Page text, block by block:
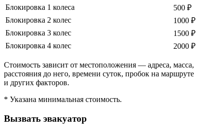
Блокировка 1 колеса
500 ₽
Блокировка 2 колес
1000 ₽
Блокировка 3 колес
1500 ₽
Блокировка 4 колес
2000 ₽
Стоимость зависит от местоположения — адреса, масса,
расстояния до него, времени суток, пробок на маршруте
и других факторов.
* Указана минимальная стоимость.
Вызвать эвакуатор